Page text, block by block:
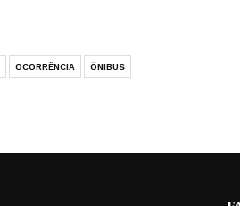
OCORRÊNCIA ÔNIBUS